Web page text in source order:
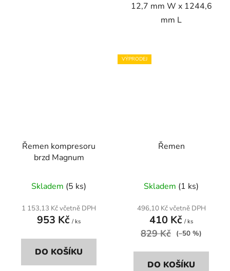
12,7 mm W x 1244,6
mm L
Řemen kompresoru
brzd Magnum
Skladem (5 ks)
1 153,13 Kč včetně DPH
953 Kč / ks
DO KOŠÍKU
VÝPRODEJ
Řemen
Skladem (1 ks)
496,10 Kč včetně DPH
410 Kč / ks
829 Kč (–50 %)
DO KOŠÍKU